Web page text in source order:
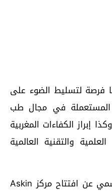
فرصة لتسليط الضوء على
المستعملة في مجال طب
إبراز الكفاءات المغربية
والتقنية العالمية
وشهدت الندوة الإعلان الرسمي عن افتتاح مركز Askin